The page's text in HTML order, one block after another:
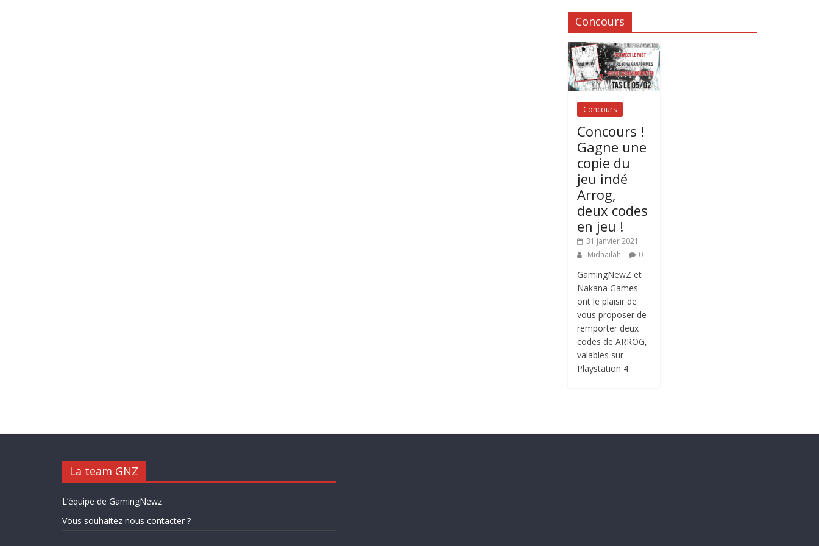
Concours
Concours
Concours !
Gagne une
copie du
jeu indé
Arrog,
deux codes
en jeu !
31 janvier 2021
Midnailah
0
GamingNewZ et
Nakana Games
ont le plaisir de
vous proposer de
remporter deux
codes de ARROG,
valables sur
Playstation 4
La team GNZ
L’équipe de GamingNewz
Vous souhaitez nous contacter ?